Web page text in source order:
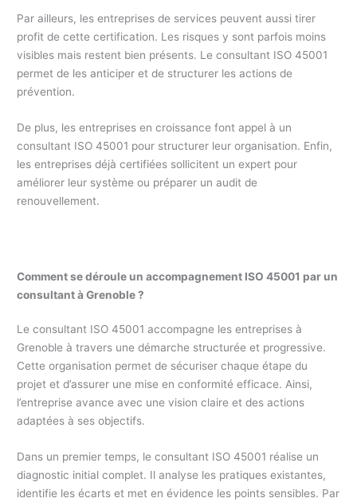
Par ailleurs, les entreprises de services peuvent aussi tirer
profit de cette certification. Les risques y sont parfois moins
visibles mais restent bien présents. Le consultant ISO 45001
permet de les anticiper et de structurer les actions de
prévention.
De plus, les entreprises en croissance font appel à un
consultant ISO 45001 pour structurer leur organisation. Enfin,
les entreprises déjà certifiées sollicitent un expert pour
améliorer leur système ou préparer un audit de
renouvellement.
Comment se déroule un accompagnement ISO 45001 par un
consultant à Grenoble ?
Le consultant ISO 45001 accompagne les entreprises à
Grenoble à travers une démarche structurée et progressive.
Cette organisation permet de sécuriser chaque étape du
projet et d’assurer une mise en conformité efficace. Ainsi,
l’entreprise avance avec une vision claire et des actions
adaptées à ses objectifs.
Dans un premier temps, le consultant ISO 45001 réalise un
diagnostic initial complet. Il analyse les pratiques existantes,
identifie les écarts et met en évidence les points sensibles. Par